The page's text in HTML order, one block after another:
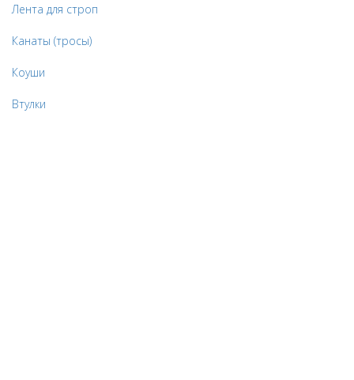
Лента для строп
Канаты (тросы)
Коуши
Втулки